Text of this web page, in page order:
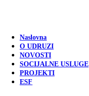
Naslovna
O UDRUZI
NOVOSTI
SOCIJALNE USLUGE
PROJEKTI
ESF